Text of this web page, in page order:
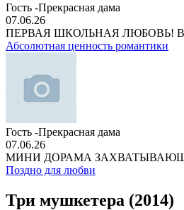
Гость -Прекрасная дама
07.06.26
ПЕРВАЯ ШКОЛЬНАЯ ЛЮБОВЬ! В
Абсолютная ценность романтики
Гость -Прекрасная дама
07.06.26
МИНИ ДОРАМА
Поздно для любви
Три мушкетера (2014)